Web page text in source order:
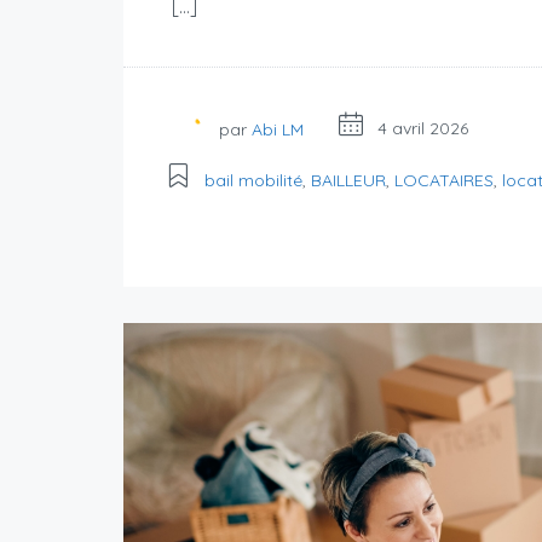
[…]
par Abi LM 4 avril 2026
bail mobilité, BAILLEUR, LOCATAIRES,